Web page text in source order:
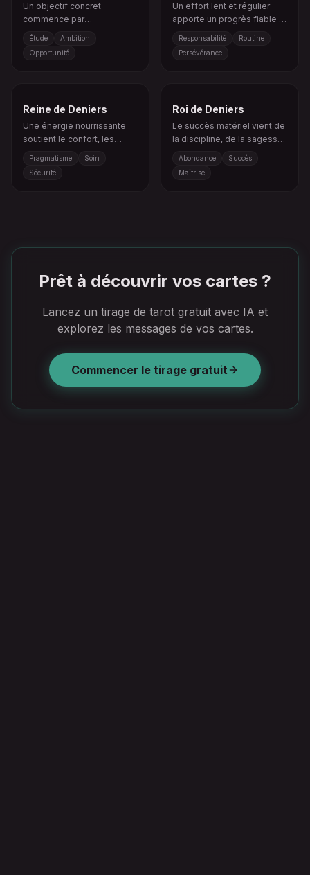
Un objectif concret
commence par
l’apprentissage, la
l’engagement.
Étude
Ambition
Opportunité
Un effort lent et régulier
apporte un progrès fiable et
des résultats durables.
Responsabilité
Routine
Persévérance
Reine de Deniers
Une énergie nourrissante
soutient le confort, les
bien ancrée.
Pragmatisme
Soin
Sécurité
Roi de Deniers
Le succès matériel vient de
la discipline, de la sagesse
et d’une vision à long terme.
Abondance
Succès
Maîtrise
Prêt à découvrir vos cartes ?
Lancez un tirage de tarot gratuit avec IA et
explorez les messages de vos cartes.
Commencer le tirage gratuit